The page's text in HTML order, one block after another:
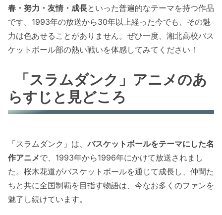
春・努力・友情・成長といった普遍的なテーマを持つ作品
です。1993年の放送から30年以上経った今でも、その魅
力は色あせることがありません。ぜひ一度、湘北高校バス
ケットボール部の熱い戦いを体感してみてください！
「スラムダンク」アニメのあ
らすじと見どころ
「スラムダンク」は、バスケットボールをテーマにした名
作アニメで、1993年から1996年にかけて放送されまし
た。桜木花道がバスケットボールを通じて成長し、仲間た
ちと共に全国制覇を目指す物語は、今なお多くのファンを
魅了し続けています。